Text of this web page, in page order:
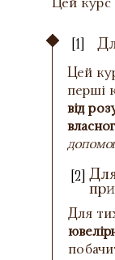
Цей
Цей
перші
від
[1]
Для
[2]